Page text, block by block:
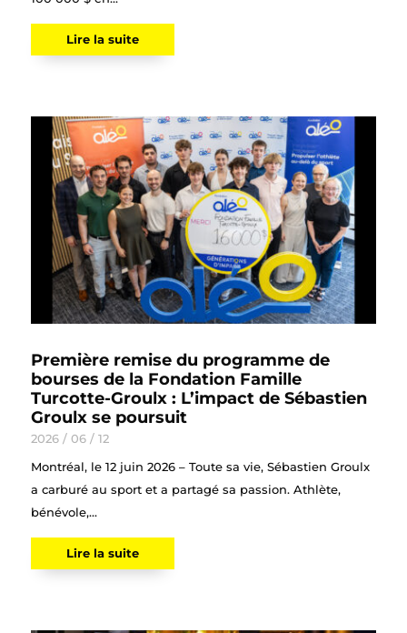
Lire la suite
Première remise du programme de
bourses de la Fondation Famille
Turcotte-Groulx : L’impact de Sébastien
Groulx se poursuit
2026 / 06 / 12
Montréal, le 12 juin 2026 – Toute sa vie, Sébastien Groulx
a carburé au sport et a partagé sa passion. Athlète,
bénévole,...
Lire la suite